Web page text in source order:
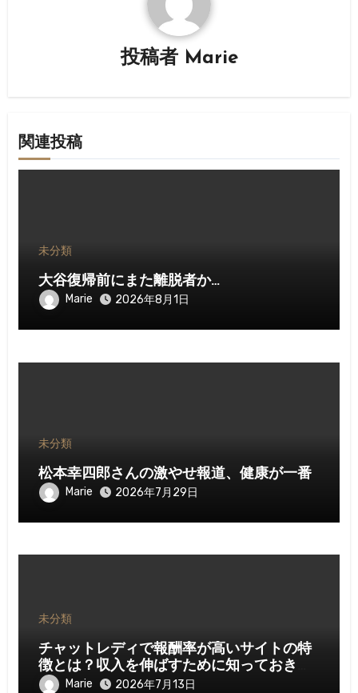
投稿者 Marie
関連投稿
未分類
大谷復帰前にまた離脱者か…
Marie 2026年8月1日
未分類
松本幸四郎さんの激やせ報道、健康が一番
Marie 2026年7月29日
未分類
チャットレディで報酬率が高いサイトの特
徴とは？収入を伸ばすために知っておきた
いポイント
Marie 2026年7月13日